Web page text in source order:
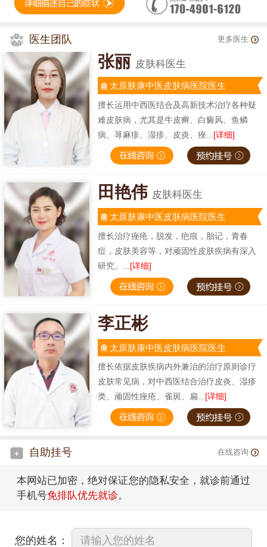
医生团队 更多医生
张丽 皮肤科医生
太原肤康中医皮肤病医院医生
擅长运用中西医结合及高新技术治疗各种疑
难皮肤病，尤其是牛皮癣、白癜风、鱼鳞
病、荨麻疹、湿疹、皮炎、痤... [详细]
田艳伟 皮肤科医生
太原肤康中医皮肤病医院医生
擅长治疗痤疮，脱发，疤痕，胎记，青春
痘，皮肤美容等，对顽固性皮肤疾病有深入
研究。... [详细]
李正彬
太原肤康中医皮肤病医院医生
擅长依据皮肤疾病内外兼治的治疗原则诊疗
皮肤常见病，对中西医结合治疗皮炎、湿疹
类、顽固性痤疮、雀斑、扁...[详细]
自助挂号 在线咨询
本网站已加密，绝对保证您的隐私安全，就诊前通过
手机号免排队优先就诊。
您的姓名：